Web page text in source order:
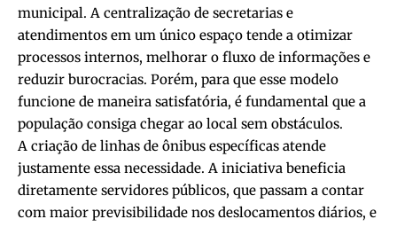
municipal. A centralização de secretarias e
atendimentos em um único espaço tende a otimizar
processos internos, melhorar o fluxo de informações e
reduzir burocracias. Porém, para que esse modelo
funcione de maneira satisfatória, é fundamental que a
população consiga chegar ao local sem obstáculos.
A criação de linhas de ônibus específicas atende
justamente essa necessidade. A iniciativa beneficia
diretamente servidores públicos, que passam a contar
com maior previsibilidade nos deslocamentos diários, e